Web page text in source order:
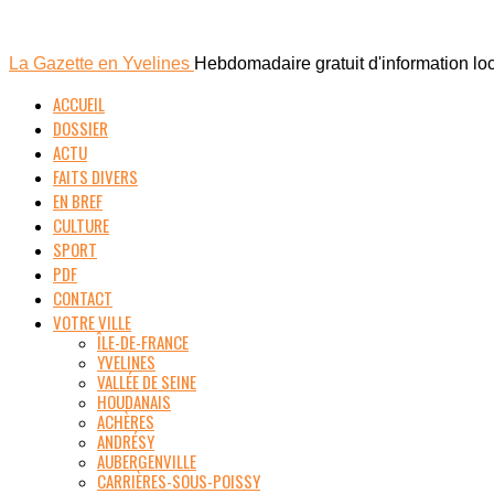
La Gazette en Yvelines Hebdomadaire gratuit d'information
ACCUEIL
DOSSIER
ACTU
FAITS DIVERS
EN BREF
CULTURE
SPORT
PDF
CONTACT
VOTRE VILLE
ÎLE-DE-FRANCE
YVELINES
VALLÉE DE SEINE
HOUDANAIS
ACHÈRES
ANDRÉSY
AUBERGENVILLE
CARRIÈRES-SOUS-POISSY